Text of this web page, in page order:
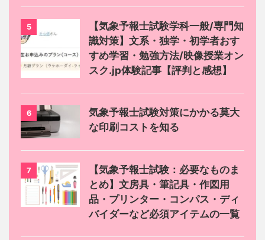
5
【気象予報士試験学科一般/専門知
識対策】文系・独学・初学者おす
すめ学習・勉強方法/映像授業オン
スク.jp体験記事【評判と感想】
6
気象予報士試験対策にかかる莫大
な印刷コストを知る
7
【気象予報士試験：必要なものま
とめ】文房具・筆記具・作図用
品・プリンター・コンパス・ディ
バイダーなど必須アイテムの一覧